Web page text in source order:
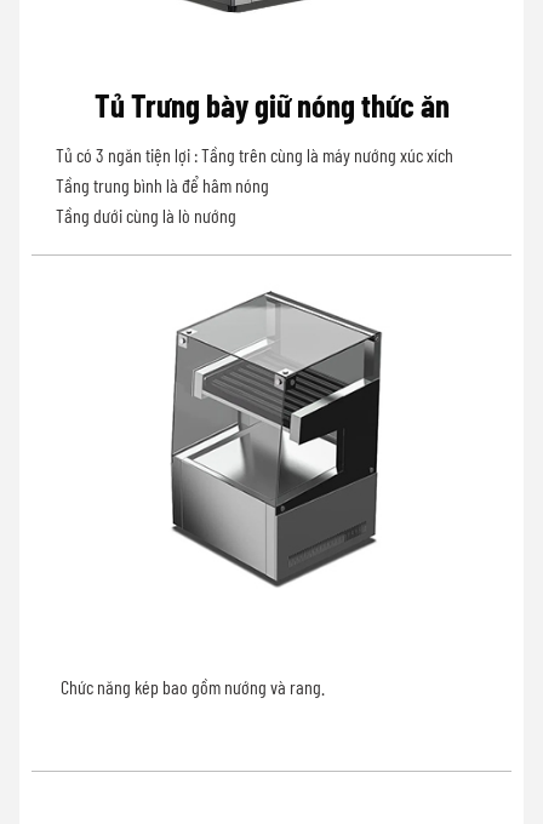
Tủ Trưng bày giữ nóng thức ăn
Tủ có 3 ngăn tiện lợi : Tầng trên cùng là máy nướng xúc xích
Tầng trung bình là để hâm nóng
Tầng dưới cùng là lò nướng
Chức năng kép bao gồm nướng và rang.